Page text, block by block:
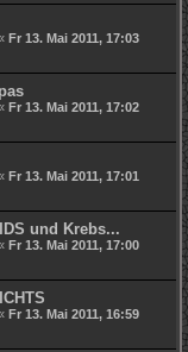
Fr 13. Mai 2011, 17:03
Fr 13. Mai 2011, 17:02
Fr 13. Mai 2011, 17:01
und Krebs...
Fr 13. Mai 2011, 17:00
Fr 13. Mai 2011, 16:59